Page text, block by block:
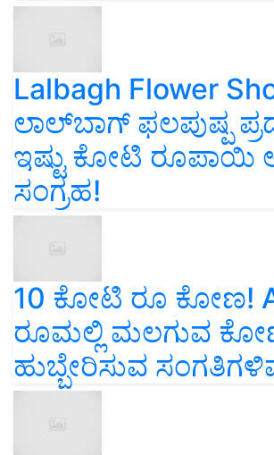
Lalbagh Flower
ಲಾಲ್‌ಬಾಗ್ ಫಲಪುಷ್ಪ
ಇಷ್ಟು ಕೋಟಿ ರೂಪಾಯಿ
ಸಂಗ್ರಹ!
10 ಕೋಟಿ ರೂ ಕೋಣ!
ರೂಮಲ್ಲಿ ಮಲಗುವ
ಹುಬ್ಬೇರಿಸುವ